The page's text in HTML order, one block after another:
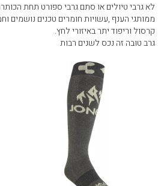
מאמרים
טיפולים ושירות
מועדון לקוחות
לא גרבי טיולים או סתם גרבי ספורט תחת
ממותגי הענף ,עשויות חומרים טכנים נושמים
קרסול וריפוד יתר באיזורי לחץ.
גרב טובה זה נכס לשנים רבות